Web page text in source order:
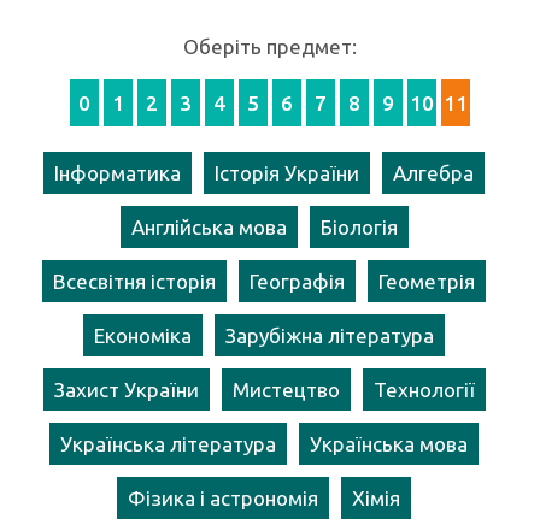
Оберіть предмет:
0 1 2 3 4 5 6 7 8 9 10 11
Інформатика Історія України Алгебра
Англійська мова Біологія
Всесвітня історія Географія Геометрія
Економіка Зарубіжна література
Захист України Мистецтво Технології
Українська література Українська мова
Фізика і астрономія Хімія